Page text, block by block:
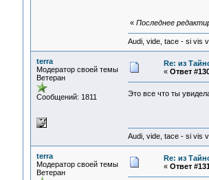
« Последнее
Audi, vide, tace - si vis
terra
Модератор своей темы
Ветеран
Сообщений: 1811
Re: из
« Ответ
Это все что ты
Audi, vide, tace - si vis
terra
Модератор своей темы
Ветеран
Re: из
« Ответ